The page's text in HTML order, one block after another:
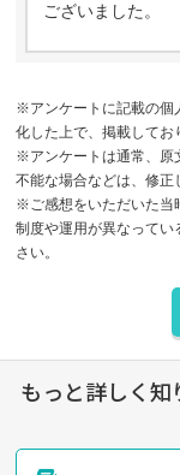
ございました。
※アンケートに記載の個
化した上で、掲載してお
※アンケートは通常、原
不能な場合などは、修正
※ご感想をいただいた当
制度や運用が異なって
さい。
もっと詳しく知